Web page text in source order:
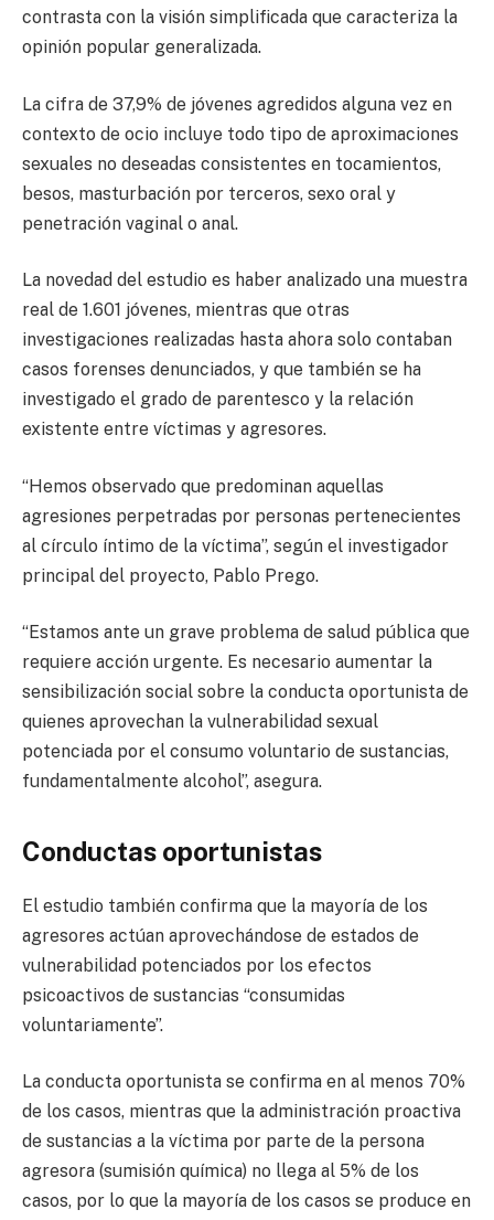
contrasta con la visión simplificada que caracteriza la
opinión popular generalizada.
La cifra de 37,9% de jóvenes agredidos alguna vez en
contexto de ocio incluye todo tipo de aproximaciones
sexuales no deseadas consistentes en tocamientos,
besos, masturbación por terceros, sexo oral y
penetración vaginal o anal.
La novedad del estudio es haber analizado una muestra
real de 1.601 jóvenes, mientras que otras
investigaciones realizadas hasta ahora solo contaban
casos forenses denunciados, y que también se ha
investigado el grado de parentesco y la relación
existente entre víctimas y agresores.
“Hemos observado que predominan aquellas
agresiones perpetradas por personas pertenecientes
al círculo íntimo de la víctima”, según el investigador
principal del proyecto, Pablo Prego.
“Estamos ante un grave problema de salud pública que
requiere acción urgente. Es necesario aumentar la
sensibilización social sobre la conducta oportunista de
quienes aprovechan la vulnerabilidad sexual
potenciada por el consumo voluntario de sustancias,
fundamentalmente alcohol”, asegura.
Conductas oportunistas
El estudio también confirma que la mayoría de los
agresores actúan aprovechándose de estados de
vulnerabilidad potenciados por los efectos
psicoactivos de sustancias “consumidas
voluntariamente”.
La conducta oportunista se confirma en al menos 70%
de los casos, mientras que la administración proactiva
de sustancias a la víctima por parte de la persona
agresora (sumisión química) no llega al 5% de los
casos, por lo que la mayoría de los casos se produce en